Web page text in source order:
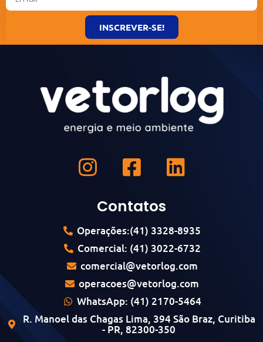
INSCREVER-SE!
Contatos
Operações:(41) 3328-8935
Comercial: (41) 3022-6732
comercial@vetorlog.com
operacoes@vetorlog.com
WhatsApp: (41) 2170-5464
R. Manoel das Chagas Lima, 394 São Braz, Curitiba
- PR, 82300-350